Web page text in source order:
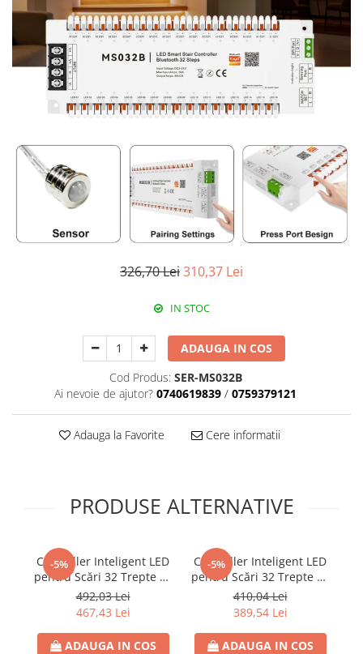
Paneluri LED
Corpuri de iluminat decorativ
interior/exterior
Exterior
Accesorii pentru iluminat
Senzori de miscare, crepusculari si
ceasuri programabile
326,70 Lei310,37 Lei
IN STOC
ADAUGA IN COS
Cod Produs: SER-MS032B
Ai nevoie de ajutor? 0740619839 / 0759379121
Adauga la Favorite Cere informatii
PRODUSE ALTERNATIVE
-5%
Controller Inteligent LED
pentru Scări 32 Trepte cu
Senzor PIR de Mișcare,
DC 5-24V
492,03 Lei
467,43 Lei
ADAUGA IN COS
-5%
Controller Inteligent LED
pentru Scări 32 Trepte cu
Senzor PIR de Mișcare,
Wi-Fi Mesh, App Tuya
Smart / Alexa / Google,
DC 5-24V
410,04 Lei
389,54 Lei
ADAUGA IN COS